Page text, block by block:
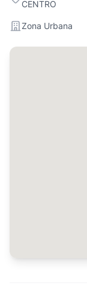
CENTRO
Zona Urbana